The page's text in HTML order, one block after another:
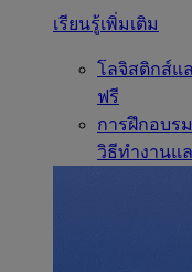
เรียนรู้เพิ่มเติม
โลจิสติกส์แ
ฟรี
การฝึกอบร
วิธีทำงานแ